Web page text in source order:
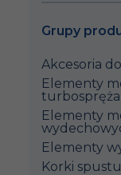
Grupy
Akcesoria
Elementy
Elementy
Elementy
Korki